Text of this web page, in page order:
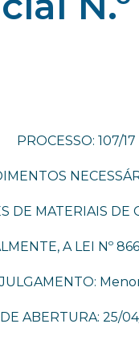
PROCESSO: 107/17
DE MATERIAIS
A LEI Nº
ABERTURA: 25/